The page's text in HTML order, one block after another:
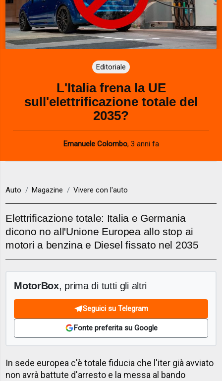
Editoriale
L'Italia frena la UE
sull'elettrificazione totale del
2035?
Emanuele Colombo, 3 anni fa
Auto Magazine Vivere con l'auto
Elettrificazione totale: Italia e Germania
dicono no all'Unione Europea allo stop ai
motori a benzina e Diesel fissato nel 2035
MotorBox, prima di tutti gli altri
Seguici su Telegram
Fonte preferita su Google
In sede europea c'è totale fiducia che l'iter già avviato
non avrà battute d'arresto e la messa al bando